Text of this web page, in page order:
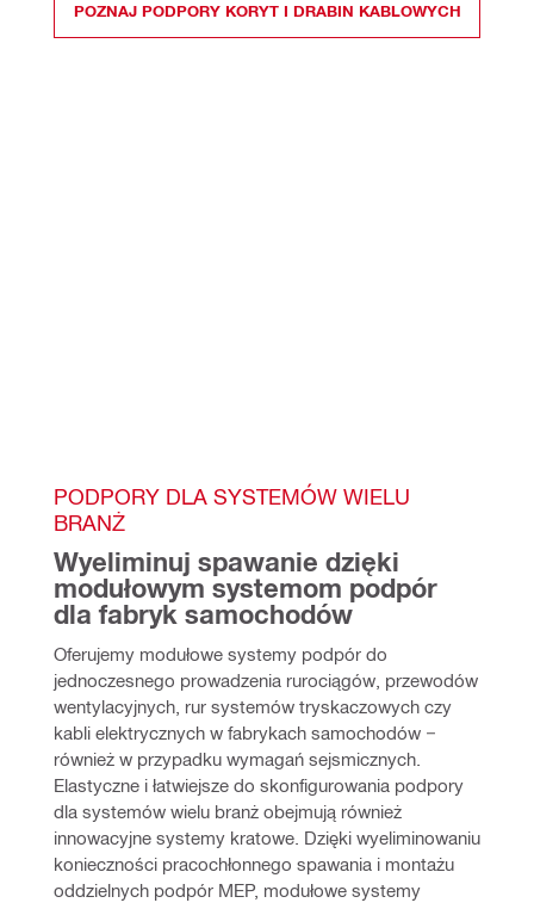
POZNAJ PODPORY KORYT I DRABIN KABLOWYCH
PODPORY DLA SYSTEMÓW WIELU
BRANŻ
Wyeliminuj spawanie dzięki
modułowym systemom podpór
dla fabryk samochodów
Oferujemy modułowe systemy podpór do
jednoczesnego prowadzenia rurociągów, przewodów
wentylacyjnych, rur systemów tryskaczowych czy
kabli elektrycznych w fabrykach samochodów −
również w przypadku wymagań sejsmicznych.
Elastyczne i łatwiejsze do skonfigurowania podpory
dla systemów wielu branż obejmują również
innowacyjne systemy kratowe. Dzięki wyeliminowaniu
konieczności pracochłonnego spawania i montażu
oddzielnych podpór MEP, modułowe systemy